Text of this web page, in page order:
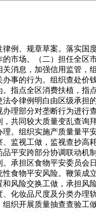
例、规章草案。落实国
市场。（二）担任全区
消息，加强信用监管，
事的行为。组织查处价
指点全区消费扶植，指
令律例明白由区级承担
理部分对垄断行为进行
共同较大质量变乱查询
。组织实施产质量量平
监视工做，监视查抄高
平安跨部分协调联动机
承担区食物平安委员会
食物平安风险。鞭策成
风险交换工做，承担风
化妆品尺度及分类办理
织开展质量抽查查验工